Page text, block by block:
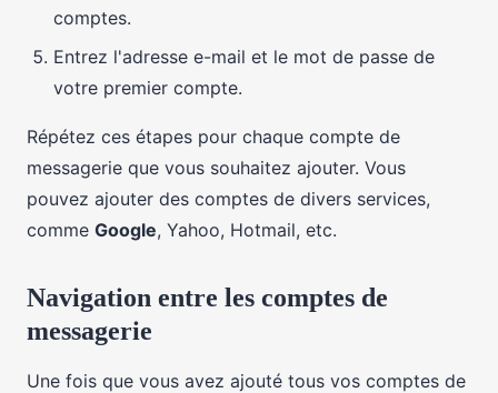
comptes.
Entrez l'adresse e-mail et le mot de passe de
votre premier compte.
Répétez ces étapes pour chaque compte de
messagerie que vous souhaitez ajouter. Vous
pouvez ajouter des comptes de divers services,
comme Google, Yahoo, Hotmail, etc.
Navigation entre les comptes de
messagerie
Une fois que vous avez ajouté tous vos comptes de